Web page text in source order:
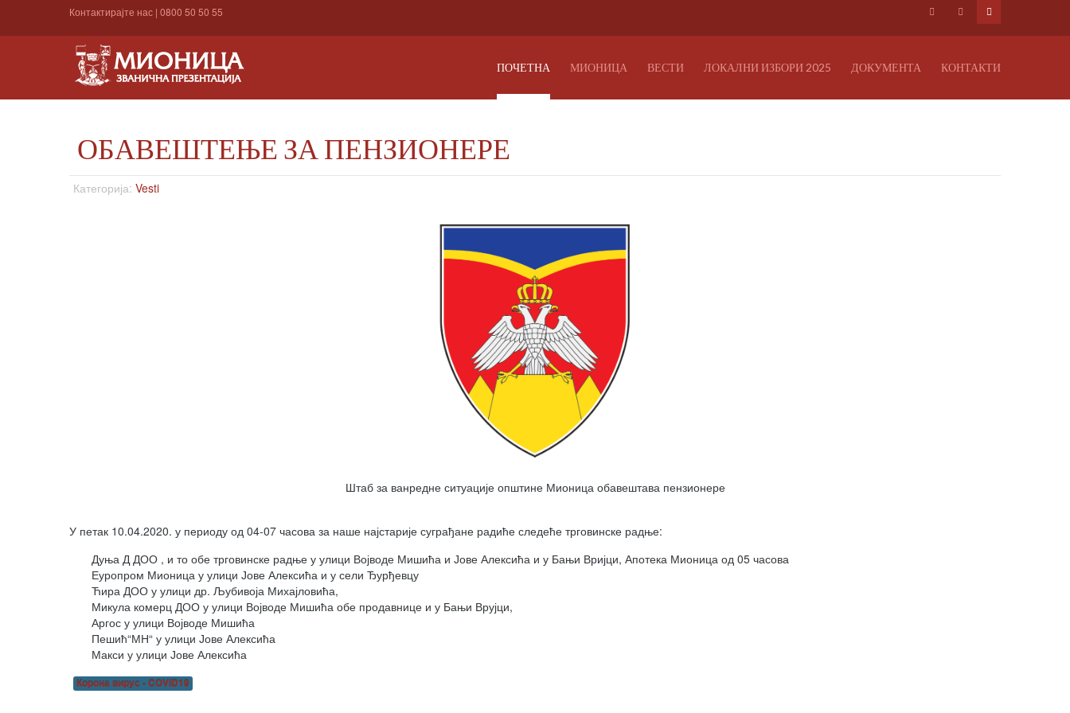
Контактирајте нас | 0800 50 50 55
ПОЧЕТНА МИОНИЦА ВЕСТИ ЛОКАЛНИ ИЗБОРИ 2025 ДОКУМЕНТА КОНТАКТИ
ОБАВЕШТЕЊЕ ЗА ПЕНЗИОНЕРЕ
Категорија: Vesti
Штаб за ванредне ситуације општине Мионица обавештава пензионере
У петак 10.04.2020. у периоду од 04-07 часова за наше најстарије суграђане радиће следеће трговинске радње:
Дуња Д ДОО , и то обе трговинске радње у улици Војводе Мишића и Јове Алексића и у Бањи Вријци, Апотека Мионица од 05 часова
Еуропром Мионица у улици Јове Алексића и у сели Ђурђевцу
Ћира ДОО у улици др. Љубивоја Михајловића,
Микула комерц ДОО у улици Војводе Мишића обе продавнице и у Бањи Врујци,
Аргос у улици Војводе Мишића
Пешић“МН“ у улици Јове Алексића
Макси у улици Јове Алексића
Корона вирус - COVID19